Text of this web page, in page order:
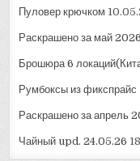
Пуловер крючком
Раскрашено за май 2026
Брошюра 6
Румбоксы из фикспрайс
Раскрашено за апрель
Чайный upd. 24.05.26